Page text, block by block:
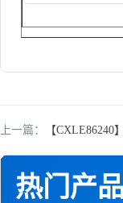
热门产品
上一篇： 【